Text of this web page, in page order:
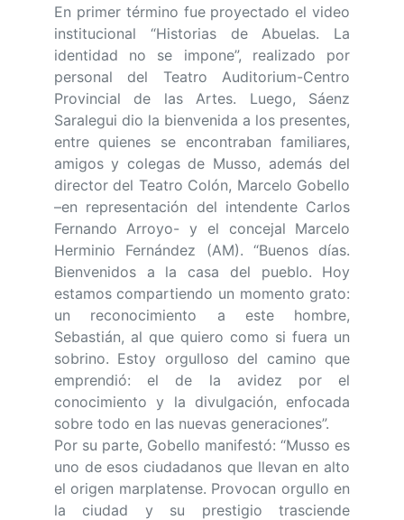
En primer término fue proyectado el video
institucional “Historias de Abuelas. La
identidad no se impone”, realizado por
personal del Teatro Auditorium-Centro
Provincial de las Artes. Luego, Sáenz
Saralegui dio la bienvenida a los presentes,
entre quienes se encontraban familiares,
amigos y colegas de Musso, además del
director del Teatro Colón, Marcelo Gobello
–en representación del intendente Carlos
Fernando Arroyo- y el concejal Marcelo
Herminio Fernández (AM). “Buenos días.
Bienvenidos a la casa del pueblo. Hoy
estamos compartiendo un momento grato:
un reconocimiento a este hombre,
Sebastián, al que quiero como si fuera un
sobrino. Estoy orgulloso del camino que
emprendió: el de la avidez por el
conocimiento y la divulgación, enfocada
sobre todo en las nuevas generaciones”.
Por su parte, Gobello manifestó: “Musso es
uno de esos ciudadanos que llevan en alto
el origen marplatense. Provocan orgullo en
la ciudad y su prestigio trasciende